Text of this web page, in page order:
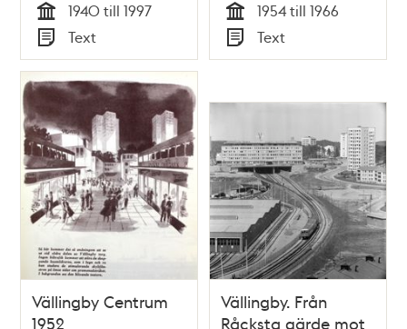
Tid
1940 till 1997
Typ
Text Tid
1954 till 1966
Typ
Text
Vällingby Centrum
1952
Vällingby. Från
Råcksta gärde mot